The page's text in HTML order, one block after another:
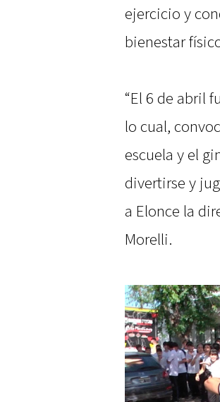
ejercicio y
bienestar
“El 6 de abril
lo cual,
escuela y el
divertirse y
a Elonce la
Morelli.